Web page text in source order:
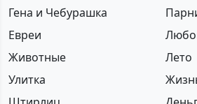
Гена и Чебурашка
Евреи
Животные
Улитка
Лето